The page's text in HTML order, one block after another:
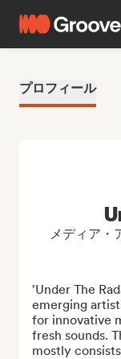
プロフィール
メディア・
'Under The
emerging
for innovative
fresh sounds.
mostly